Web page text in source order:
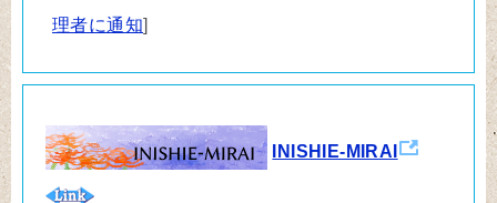
理者に通知]
INISHIE-MIRAI